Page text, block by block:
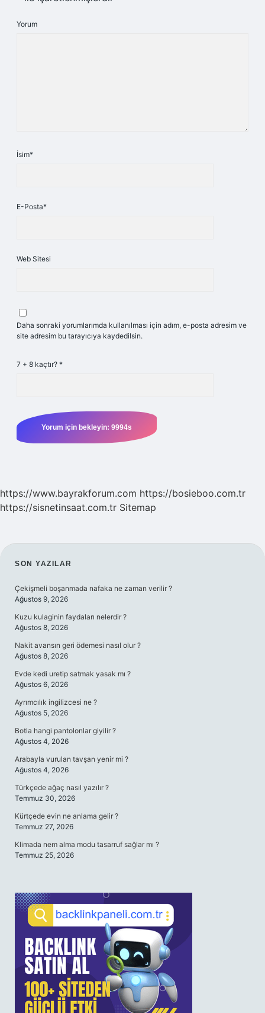
Yorum
İsim*
E-Posta*
Web Sitesi
Daha sonraki yorumlarımda kullanılması için adım, e-posta adresim ve
site adresim bu tarayıcıya kaydedilsin.
7 + 8 kaçtır? *
https://www.bayrakforum.com https://bosieboo.com.tr
https://sisnetinsaat.com.tr Sitemap
SIDEBAR
SON YAZILAR
Çekişmeli boşanmada nafaka ne zaman verilir ?
Ağustos 9, 2026
Kuzu kulaginin faydaları nelerdir ?
Ağustos 8, 2026
Nakit avansın geri ödemesi nasıl olur ?
Ağustos 8, 2026
Evde kedi uretip satmak yasak mı ?
Ağustos 6, 2026
Ayrımcılık ingilizcesi ne ?
Ağustos 5, 2026
Botla hangi pantolonlar giyilir ?
Ağustos 4, 2026
Arabayla vurulan tavşan yenir mi ?
Ağustos 4, 2026
Türkçede ağaç nasıl yazılır ?
Temmuz 30, 2026
Kürtçede evin ne anlama gelir ?
Temmuz 27, 2026
Klimada nem alma modu tasarruf sağlar mı ?
Temmuz 25, 2026